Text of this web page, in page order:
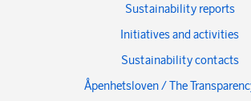
Sustainability reports
Initiatives and activities
Sustainability contacts
Åpenhetsloven / The